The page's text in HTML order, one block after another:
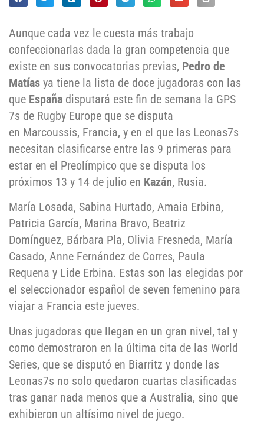
Aunque cada vez le cuesta más trabajo
confeccionarlas dada la gran competencia que
existe en sus convocatorias previas, Pedro de
Matías ya tiene la lista de doce jugadoras con las
que España disputará este fin de semana la GPS
7s de Rugby Europe que se disputa
en Marcoussis, Francia, y en el que las Leonas7s
necesitan clasificarse entre las 9 primeras para
estar en el Preolímpico que se disputa los
próximos 13 y 14 de julio en Kazán, Rusia.
María Losada, Sabina Hurtado, Amaia Erbina,
Patricia García, Marina Bravo, Beatriz
Domínguez, Bárbara Pla, Olivia Fresneda, María
Casado, Anne Fernández de Corres, Paula
Requena y Lide Erbina. Estas son las elegidas por
el seleccionador español de seven femenino para
viajar a Francia este jueves.
Unas jugadoras que llegan en un gran nivel, tal y
como demostraron en la última cita de las World
Series, que se disputó en Biarritz y donde las
Leonas7s no solo quedaron cuartas clasificadas
tras ganar nada menos que a Australia, sino que
exhibieron un altísimo nivel de juego.